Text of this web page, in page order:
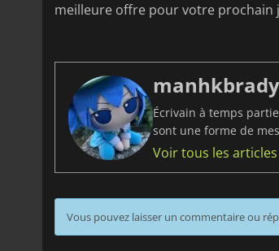
meilleure offre pour votre prochain
manhkbrady
Écrivain à temps
sont une forme de
Voir tous les articles
Vous pouvez laisser un commentaire ou